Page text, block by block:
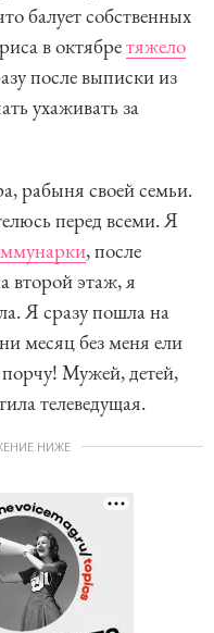
балует собственных
в октябретяжело
после выписки из
ухаживать за
рабыня своей семьи.
перед всеми. Я
, после
второй этаж, я
Я сразу пошла на
месяц без меня ели
порчу! Мужей, детей,
телеведущая.
НИЖЕ